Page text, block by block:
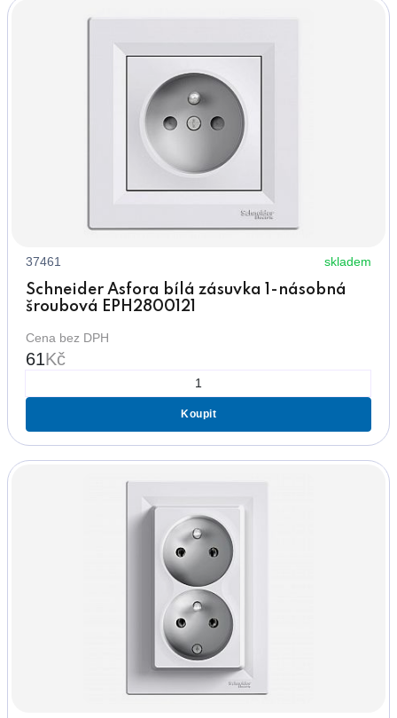
37461 skladem
Schneider Asfora bílá zásuvka 1-násobná
šroubová EPH2800121
Cena bez DPH
61Kč
Koupit